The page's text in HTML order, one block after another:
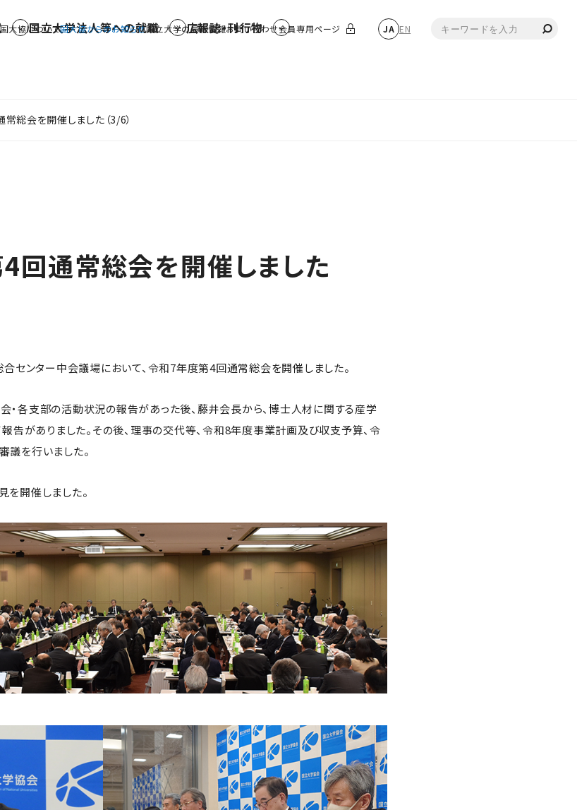
国大協について国大協からのお知らせ国立大学の最新情報お問い合わせ会員専用ページ JA EN
国立大学法人等への就職 広報誌・刊行物
総会を開催しました（3/6）
回通常総会を開催しました
センター中会議場において、令和7年度第4回通常総会を開催しました。
・各支部の活動状況の報告があった後、藤井会長から、博士人材に関する産学
告がありました。その後、理事の交代等、令和8年度事業計画及び収支予算、令
を行いました。
開催しました。